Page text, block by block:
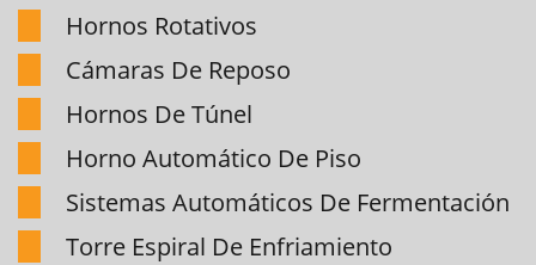
Hornos Rotativos
Cámaras De Reposo
Hornos De Túnel
Horno Automático De Piso
Sistemas Automáticos De Fermentación
Torre Espiral De Enfriamiento